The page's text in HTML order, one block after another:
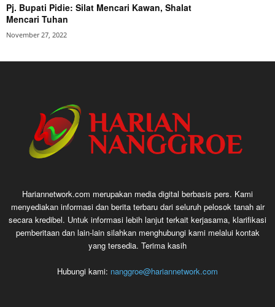
Pj. Bupati Pidie: Silat Mencari Kawan, Shalat
Mencari Tuhan
November 27, 2022
Hariannetwork.com merupakan media digital berbasis pers. Kami
menyediakan informasi dan berita terbaru dari seluruh pelosok tanah air
secara kredibel. Untuk informasi lebih lanjut terkait kerjasama, klarifikasi
pemberitaan dan lain-lain silahkan menghubungi kami melalui kontak
yang tersedia. Terima kasih
Hubungi kami: nanggroe@hariannetwork.com